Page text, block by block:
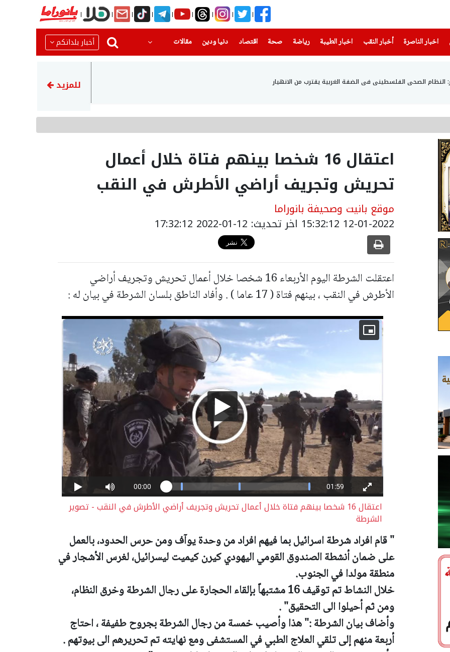
اخبار الناصرة
(current) أخبار النقب اخبار الطيبة(current) رياضة
(current) صحة(current) اقتصاد دنيا ودين
(current) مقالات أخبار بلداتكم
النظام الصحي الفلسطيني في الضفة الغربية يقترب من الانهيار وزارة الصحة: تخصيص ميزانية لتمويل توظيف 82 ممرضًا وممرضة من ذوي
للمزيد
اعتقال 16 شخصا بينهم فتاة خلال أعمال
تحريش وتجريف أراضي الأطرش في النقب
موقع بانيت وصحيفة بانوراما
12-01-2022 15:32:12 اخر تحديث: 12-01-2022 17:32:12
اعتقلت الشرطة اليوم الأربعاء 16 شخصا خلال أعمال تحريش وتجريف أراضي
الأطرش في النقب ، بينهم فتاة ( 17 عاما ) . وأفاد الناطق بلسان الشرطة في بيان له :
اعتقال 16 شخصا بينهم فتاة خلال أعمال تحريش وتجريف أراضي الأطرش في النقب - تصوير
الشرطة
"قام افراد شرطة اسرائيل بما فيهم افراد من وحدة يوآف ومن حرس الحدود، بالعمل
على ضمان أنشطة الصندوق القومي اليهودي كيرن كيميت ليسرائيل، لغرس الأشجار في
منطقة مولدا في الجنوب.
خلال النشاط تم توقيف 16 مشتبهاً بإلقاء الحجارة على رجال الشرطة وخرق النظام،
ومن ثم أحيلوا الى التحقيق" .
وأضاف بيان الشرطة :" هذا وأصيب خمسة من رجال الشرطة بجروح طفيفة ، احتاج
أربعة منهم إلى تلقي العلاج الطبي في المستشفى ومع نهايته تم تحريرهم الى بيوتهم .